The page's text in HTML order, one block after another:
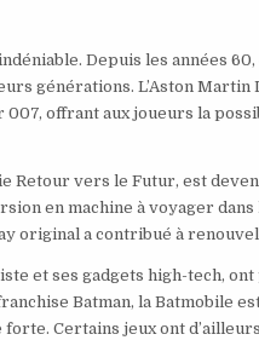
Depuis les années
générations. L’Aston Martin
offrant aux joueurs la
Retour vers le Futur, est
en machine à voyager
original a contribué à
et ses gadgets high-tech,
Batman, la Batmobile
Certains jeux ont